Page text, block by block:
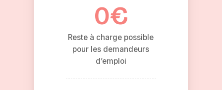
0€
Reste à charge possible
pour les demandeurs
d’emploi